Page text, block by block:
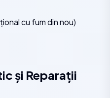
cu fum din nou)
și Reparații